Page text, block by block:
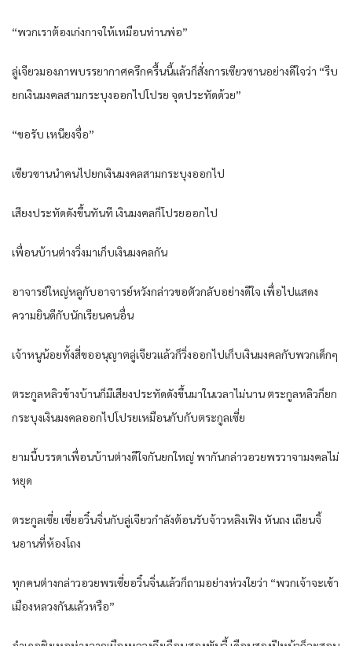
“พวกเราต้องเก่งกาจให้เหมือนท่านพ่อ”
ลู่เจียวมองภาพบรรยากาศครึกครื้นนี้แล้วก็สั่งการเซียวซานอย่างดีใจว่า “รีบ
ยกเงินมงคลสามกระบุงออกไปโปรย จุดประทัดด้วย”
“ขอรับ เหนียงจื่อ”
เซียวซานนำคนไปยกเงินมงคลสามกระบุงออกไป
เสียงประทัดดังขึ้นทันที เงินมงคลก็โปรยออกไป
เพื่อนบ้านต่างวิ่งมาเก็บเงินมงคลกัน
อาจารย์ใหญ่หลูกับอาจารย์หวังกล่าวขอตัวกลับอย่างดีใจ เพื่อไปแสดง
ความยินดีกับนักเรียนคนอื่น
เจ้าหนูน้อยทั้งสี่ขออนุญาตลู่เจียวแล้วก็วิ่งออกไปเก็บเงินมงคลกับพวกเด็กๆ
ตระกูลหลิวข้างบ้านก็มีเสียงประทัดดังขึ้นมาในเวลาไม่นาน ตระกูลหลิวก็ยก
กระบุงเงินมงคลออกไปโปรยเหมือนกับกับตระกูลเซี่ย
ยามนี้บรรดาเพื่อนบ้านต่างดีใจกันยกใหญ่ พากันกล่าวอวยพรวาจามงคลไม่
หยุด
ตระกูลเซี่ย เซี่ยอวิ๋นจิ่นกับลู่เจียวกำลังต้อนรับจ้าวหลิงเฟิง หันถง เถียนจิ้
นอานที่ห้องโถง
ทุกคนต่างกล่าวอวยพรเซี่ยอวิ๋นจิ่นแล้วก็ถามอย่างห่วงใยว่า “พวกเจ้าจะเข้า
เมืองหลวงกันแล้วหรือ”